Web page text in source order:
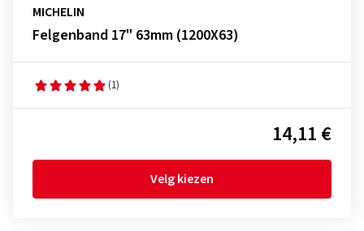
MICHELIN
Felgenband 17" 63mm (1200X63)
(1)
14,11 €
Velg kiezen